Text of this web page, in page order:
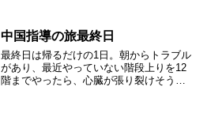
ずっとそういう依頼演奏を...
中国指導の旅最終日
最終日は帰るだけの1日。朝からトラブル
があり、最近やっていない階段上りを12
階までやったら、心臓が張り裂けそうに